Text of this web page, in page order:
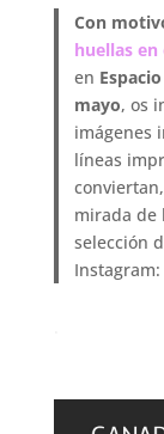
Con
huellas
en
mayo, os
imágenes
líneas
mirada de
selección